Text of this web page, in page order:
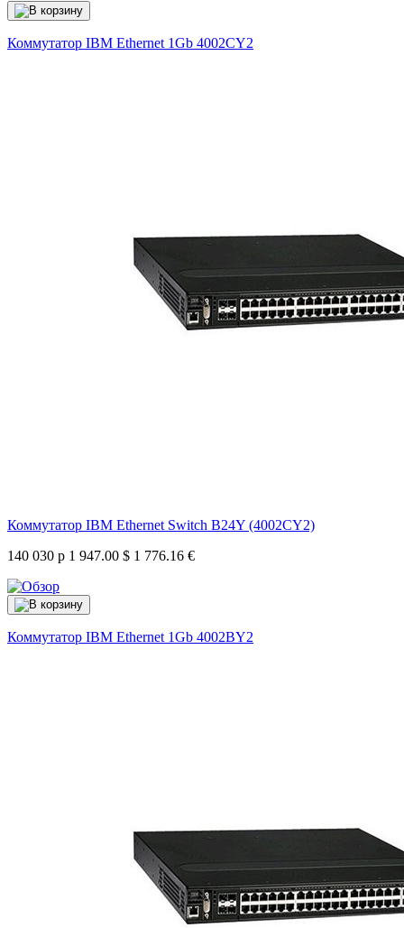
Коммутатор IBM Ethernet 1Gb 4002CY2
Коммутатор IBM Ethernet Switch B24Y (4002CY2)
140 030 р 1 947.00 $ 1 776.16 €
Коммутатор IBM Ethernet 1Gb 4002BY2